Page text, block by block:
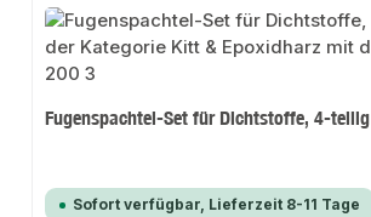
Fugenspachtel-Set für Dichtstoffe, 4-teilig
Sofort verfügbar, Lieferzeit 8-11 Tage